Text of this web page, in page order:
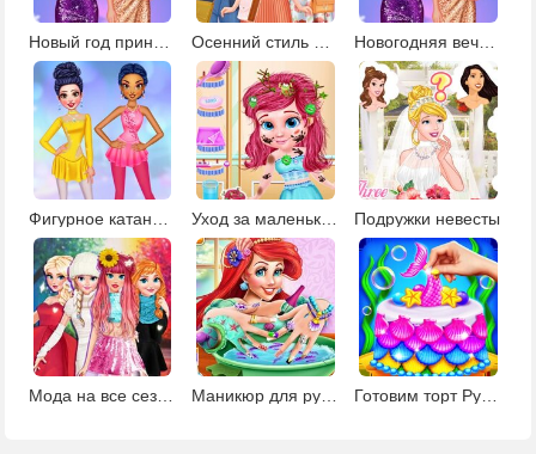
Новогодняя вечеринка Анны и Эльзы
Уход за маленькой русалочкой Ариэль Подружки невесты
Мода на все сезоны Маникюр для русалочки Готовим торт Русалка